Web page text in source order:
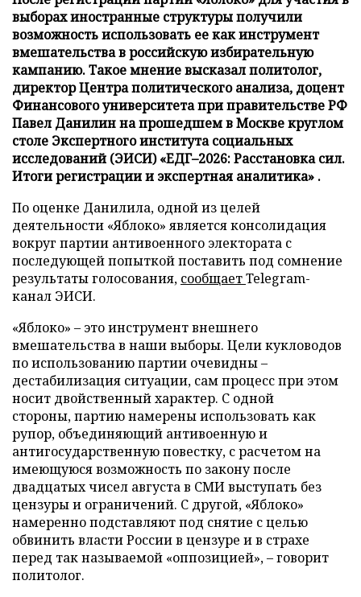
выборах иностранные структуры получили
возможность использовать ее как инструмент
вмешательства в российскую избирательную
кампанию. Такое мнение высказал политолог,
директор Центра политического анализа, доцент
Финансового университета при правительстве РФ
Павел Данилин на прошедшем в Москве круглом
столе Экспертного института социальных
исследований (ЭИСИ) «ЕДГ–2026: Расстановка сил.
Итоги регистрации и экспертная аналитика» .
По оценке Данилила, одной из целей
деятельности «Яблоко» является консолидация
вокруг партии антивоенного электората с
последующей попыткой поставить под сомнение
результаты голосования, сообщаетTelegram-
канал ЭИСИ.
«Яблоко» – это инструмент внешнего
вмешательства в наши выборы. Цели кукловодов
по использованию партии очевидны –
дестабилизация ситуации, сам процесс при этом
носит двойственный характер. С одной
стороны, партию намерены использовать как
рупор, объединяющий антивоенную и
антигосударственную повестку, с расчетом на
имеющуюся возможность по закону после
двадцатых чисел августа в СМИ выступать без
цензуры и ограничений. С другой, «Яблоко»
намеренно подставляют под снятие с целью
обвинить власти России в цензуре и в страхе
перед так называемой «оппозицией», – говорит
политолог.